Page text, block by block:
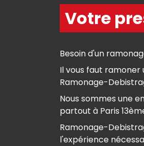
Votre
Besoin d'un
Il vous faut ramoner
Ramonage-
Nous sommes une
partout à Paris
Ramonage-
l'expérience